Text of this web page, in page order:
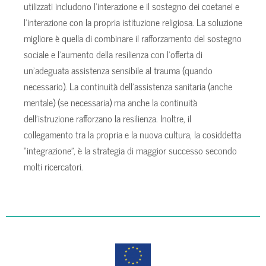
utilizzati includono l’interazione e il sostegno dei coetanei e
l’interazione con la propria istituzione religiosa. La soluzione
migliore è quella di combinare il rafforzamento del sostegno
sociale e l’aumento della resilienza con l’offerta di
un’adeguata assistenza sensibile al trauma (quando
necessario). La continuità dell’assistenza sanitaria (anche
mentale) (se necessaria) ma anche la continuità
dell’istruzione rafforzano la resilienza. Inoltre, il
collegamento tra la propria e la nuova cultura, la cosiddetta
“integrazione”, è la strategia di maggior successo secondo
molti ricercatori.